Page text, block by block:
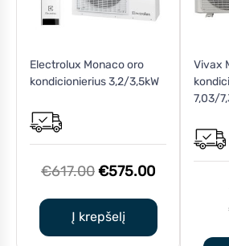
Electrolux Monaco oro
kondicionierius 3,2/3,5kW
€617.00Original
was:
€617.00.
€575.00Current
€575.00.
Į krepšelį
Vivax
7,03/